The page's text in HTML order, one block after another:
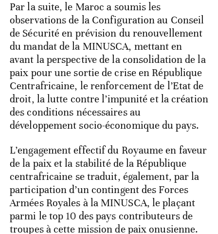
Par la suite, le Maroc a soumis les
observations de la Configuration au Conseil
de Sécurité en prévision du renouvellement
du mandat de la MINUSCA, mettant en
avant la perspective de la consolidation de la
paix pour une sortie de crise en République
Centrafricaine, le renforcement de l’Etat de
droit, la lutte contre l’impunité et la création
des conditions nécessaires au
développement socio-économique du pays.
L’engagement effectif du Royaume en faveur
de la paix et la stabilité de la République
centrafricaine se traduit, également, par la
participation d’un contingent des Forces
Armées Royales à la MINUSCA, le plaçant
parmi le top 10 des pays contributeurs de
troupes à cette mission de paix onusienne.